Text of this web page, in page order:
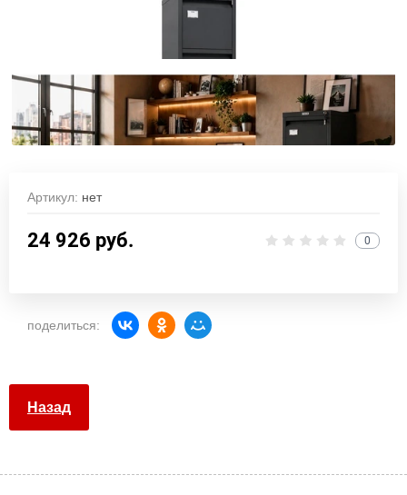
Артикул: нет
24 926 руб. 0
поделиться:
Назад